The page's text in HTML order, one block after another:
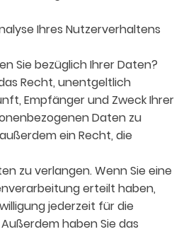
Ihres Nutzerverhaltens
Sie bezüglich Ihrer Daten?
Recht, unentgeltlich
Empfänger und Zweck Ihrer
Daten zu
ein Recht, die
zu verlangen. Wenn Sie eine
erteilt haben,
jederzeit für die
haben Sie das